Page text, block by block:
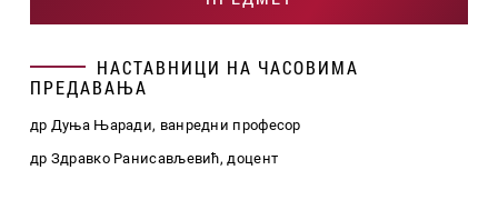
НАСТАВНИЦИ НА ЧАСОВИМА
ПРЕДАВАЊА
др Дуња Њаради, ванредни професор
др Здравко Ранисављевић, доцент